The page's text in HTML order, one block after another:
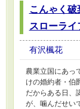
こんゃく
スローライ
有沢楓花
農業立国にあっ
けの婚約者・伯
だからある日、
が、噛んだせい